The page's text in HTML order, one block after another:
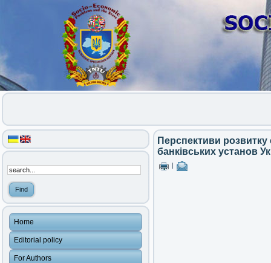
Home
Editorial policy
For Authors
Перспективи розвитку
банківських установ